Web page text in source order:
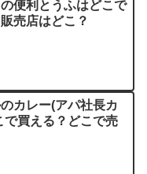
便利とうふはどこで
売店はどこ？
カレー(アパ社長カ
で買える？どこで売